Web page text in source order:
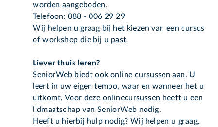
worden aangeboden.
Telefoon: 088 - 006 29 29
Wij helpen u graag bij het kiezen van een cursus
of workshop die bij u past.
Liever thuis leren?
SeniorWeb biedt ook online cursussen aan. U
leert in uw eigen tempo, waar en wanneer het u
uitkomt. Voor deze onlinecursussen heeft u een
lidmaatschap van SeniorWeb nodig.
Heeft u hierbij hulp nodig? Wij helpen u graag.